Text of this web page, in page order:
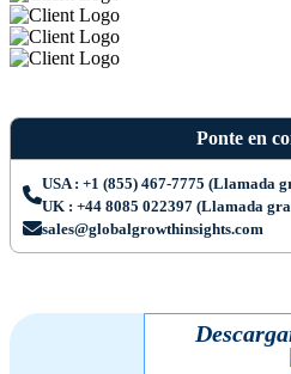
Ponte en
USA : +1 (855) 467-7775 (Llamada
UK : +44 8085 022397 (Llamada
sales@globalgrowthinsights.com